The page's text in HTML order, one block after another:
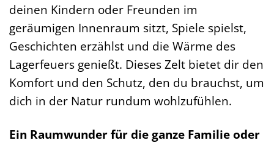
deinen Kindern oder Freunden im
geräumigen Innenraum sitzt, Spiele spielst,
Geschichten erzählst und die Wärme des
Lagerfeuers genießt. Dieses Zelt bietet dir den
Komfort und den Schutz, den du brauchst, um
dich in der Natur rundum wohlzufühlen.
Ein Raumwunder für die ganze Familie oder